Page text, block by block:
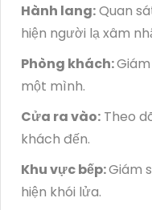
Hành lang:Quan
hiện người lạ xâm
Phòng khách:
một mình.
Cửa ra vào: Theo
khách đến.
Khu vực bếp:Giám
hiện khói lửa.